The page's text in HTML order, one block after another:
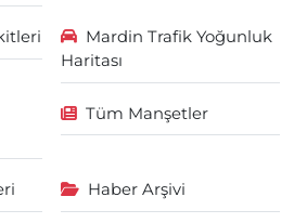
Mardin Trafik Yoğunluk
Haritası
Tüm Manşetler
Haber Arşivi